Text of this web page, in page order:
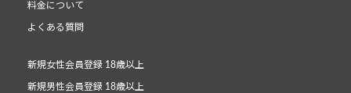
料金について
よくある質問
新規女性会員登録 18歳以上
新規男性会員登録 18歳以上